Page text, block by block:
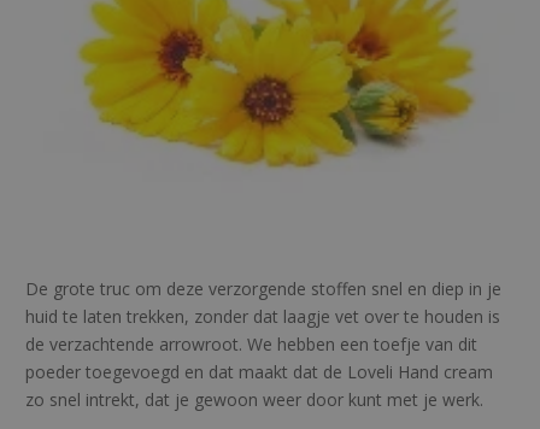
De grote truc om deze verzorgende stoffen snel en diep in je
huid te laten trekken, zonder dat laagje vet over te houden is
de verzachtende arrowroot. We hebben een toefje van dit
poeder toegevoegd en dat maakt dat de Loveli Hand cream
zo snel intrekt, dat je gewoon weer door kunt met je werk.